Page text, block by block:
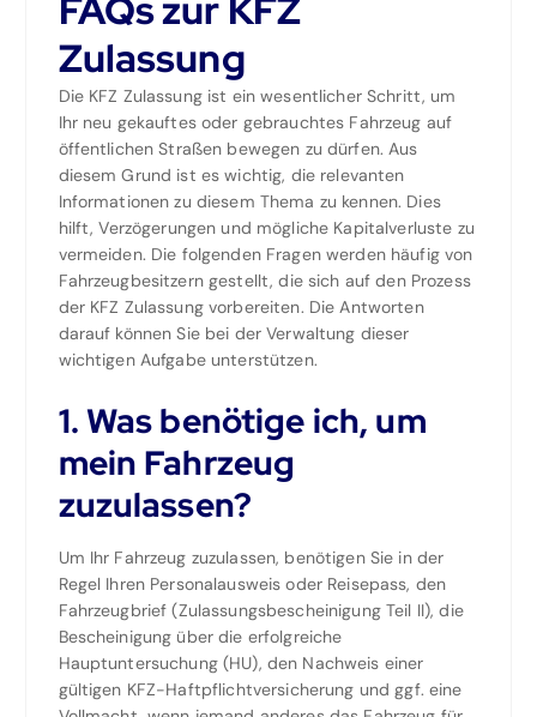
Zulassung
Die KFZ Zulassung ist ein wesentlicher Schritt, um
Ihr neu gekauftes oder gebrauchtes Fahrzeug auf
öffentlichen Straßen bewegen zu dürfen. Aus
diesem Grund ist es wichtig, die relevanten
Informationen zu diesem Thema zu kennen. Dies
hilft, Verzögerungen und mögliche Kapitalverluste zu
vermeiden. Die folgenden Fragen werden häufig von
Fahrzeugbesitzern gestellt, die sich auf den Prozess
der KFZ Zulassung vorbereiten. Die Antworten
darauf können Sie bei der Verwaltung dieser
wichtigen Aufgabe unterstützen.
1. Was benötige ich, um
mein Fahrzeug
zuzulassen?
Um Ihr Fahrzeug zuzulassen, benötigen Sie in der
Regel Ihren Personalausweis oder Reisepass, den
Fahrzeugbrief (Zulassungsbescheinigung Teil II), die
Bescheinigung über die erfolgreiche
Hauptuntersuchung (HU), den Nachweis einer
gültigen KFZ-Haftpflichtversicherung und ggf. eine